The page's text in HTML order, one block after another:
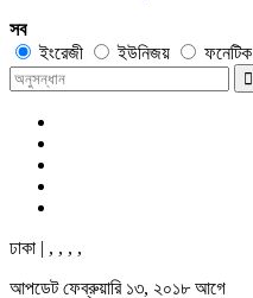
সব
ইংরেজী
ইউনিজয় ফনেটিক
ঢাকা | , , , ,
আপডেট ফেব্রুয়ারি ১৩, ২০১৮ আগে